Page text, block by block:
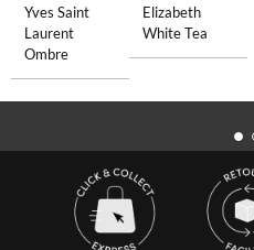
Yves Saint
Laurent
Ombre
Elizabeth
White Tea